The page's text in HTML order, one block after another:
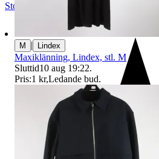
Stockholm
M | Lindex
Maxiklänning, Lindex, stl. M
Sluttid10 aug 19:22.
Pris:1 kr,Ledande bud.